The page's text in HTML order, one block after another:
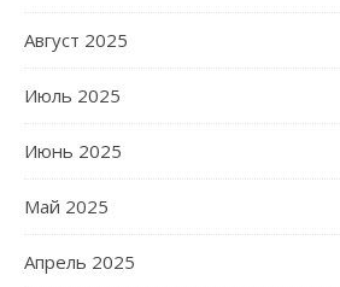
Август 2025
Июль 2025
Июнь 2025
Май 2025
Апрель 2025